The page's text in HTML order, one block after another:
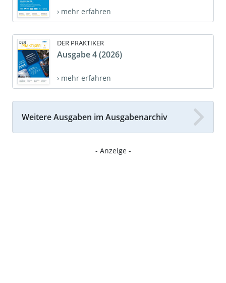
› mehr erfahren
DER PRAKTIKER
Ausgabe 4 (2026)
› mehr erfahren
Weitere Ausgaben im Ausgabenarchiv
- Anzeige -